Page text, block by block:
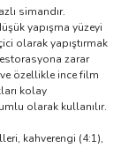
simandır.
yapışma yüzeyi
olarak yapıştırmak
zarar
özellikle ince film
kolay
olarak kullanılır.
kahverengi (4:1),